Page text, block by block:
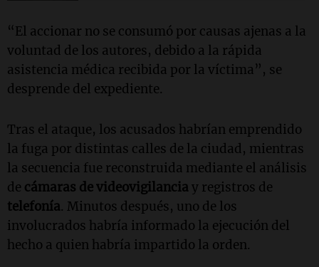
“El accionar no se consumó por causas ajenas a la
voluntad de los autores, debido a la rápida
asistencia médica recibida por la víctima”, se
desprende del expediente.
Tras el ataque, los acusados habrían emprendido
la fuga por distintas calles de la ciudad, mientras
la secuencia fue reconstruida mediante el análisis
de cámaras de videovigilancia y registros de
telefonía. Minutos después, uno de los
involucrados habría informado la ejecución del
hecho a quien habría impartido la orden.